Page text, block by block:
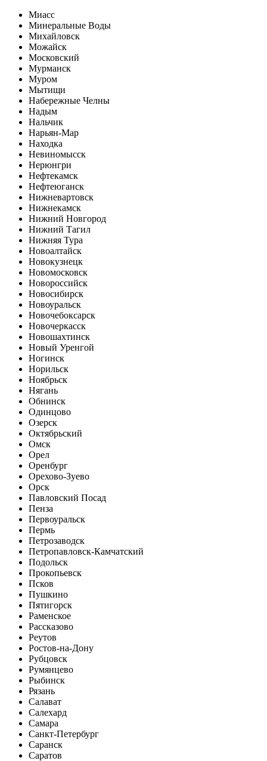
Миасс
Минеральные Воды
Михайловск
Можайск
Московский
Мурманск
Муром
Мытищи
Набережные Челны
Надым
Нальчик
Нарьян-Мар
Находка
Невиномысск
Нерюнгри
Нефтекамск
Нефтеюганск
Нижневартовск
Нижнекамск
Нижний Новгород
Нижний Тагил
Нижняя Тура
Новоалтайск
Новокузнецк
Новомосковск
Новороссийск
Новосибирск
Новоуральск
Новочебоксарск
Новочеркасск
Новошахтинск
Новый Уренгой
Ногинск
Норильск
Ноябрьск
Нягань
Обнинск
Одинцово
Озерск
Октябрьский
Омск
Орел
Оренбург
Орехово-Зуево
Орск
Павловский Посад
Пенза
Первоуральск
Пермь
Петрозаводск
Петропавловск-Камчатский
Подольск
Прокопьевск
Псков
Пушкино
Пятигорск
Раменское
Рассказово
Реутов
Ростов-на-Дону
Рубцовск
Румянцево
Рыбинск
Рязань
Салават
Салехард
Самара
Санкт-Петербург
Саранск
Саратов